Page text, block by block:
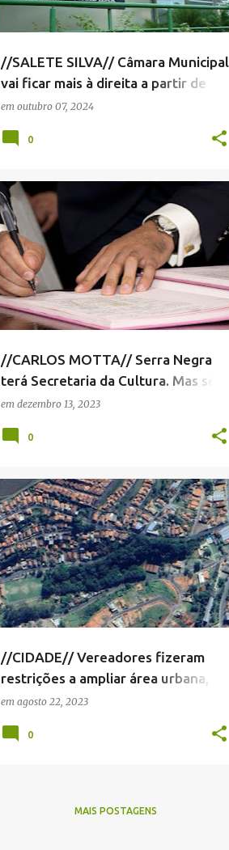
//SALETE SILVA// Câmara Municipal
vai ficar mais à direita a partir de
2025
em outubro 07, 2024
0
//CARLOS MOTTA// Serra Negra
terá Secretaria da Cultura. Mas só
em 2025.
em dezembro 13, 2023
CÂMARA MUNICIPAL SERRA NEGRA
0
//CIDADE// Vereadores fizeram
restrições a ampliar área urbana,
mas votaram a favor
em agosto 22, 2023
+1
0
MAIS POSTAGENS